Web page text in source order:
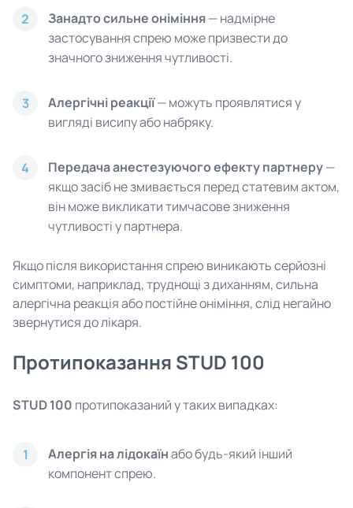
2 Занадто сильне оніміння— надмірне
застосування спрею може призвести до
значного зниження чутливості.
3 Алергічні реакції— можуть проявлятися у
вигляді висипу або набряку.
4 Передача анестезуючого ефекту партнеру—
якщо засіб не змивається перед статевим актом,
він може викликати тимчасове зниження
чутливості у партнера.
Якщо після використання спрею виникають серйозні
симптоми, наприклад, труднощі з диханням, сильна
алергічна реакція або постійне оніміння, слід негайно
звернутися до лікаря.
Протипоказання STUD 100
STUD 100 протипоказаний у таких випадках:
1 Алергія на лідокаїнабо будь-який інший
компонент спрею.